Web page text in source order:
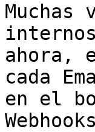
ahora,
cada
en el